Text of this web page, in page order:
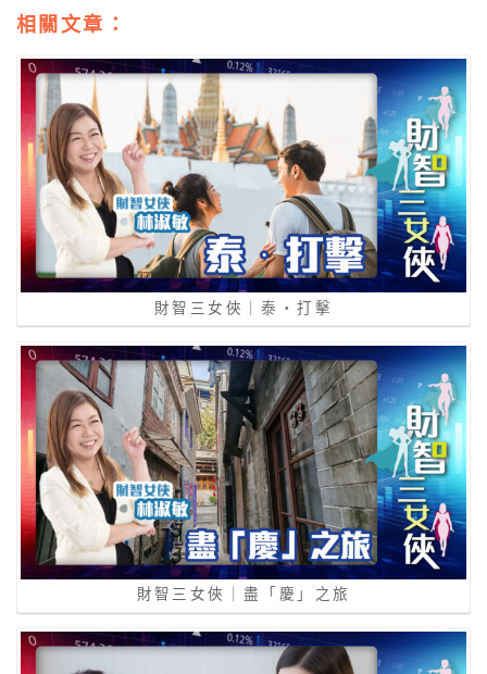
相關文章：
財智三女俠｜泰‧打擊
財智三女俠｜盡「慶」之旅